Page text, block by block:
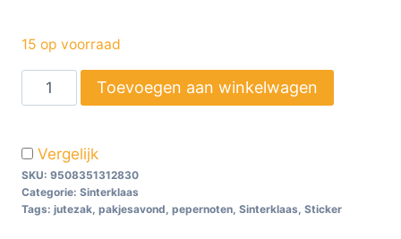
15 op voorraad
Toevoegen aan winkelwagen
Vergelijk
SKU: 9508351312830
Categorie: Sinterklaas
Tags: jutezak pakjesavond pepernoten Sinterklaas Sticker